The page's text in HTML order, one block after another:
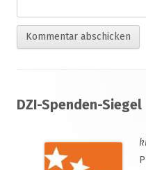
Inhalt
DZI-Spenden-Siegel